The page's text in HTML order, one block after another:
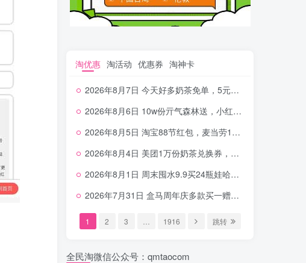
淘优惠 淘活动 优惠券 淘神卡
2026年8月7日 今天好多奶茶免单，5元农行省钱卡，京东抢0.01沪上，邮储5.88元等
2026年8月6日 10w份亓气森林送，小红书12元无门槛，中行电费30-10，0元柠檬水+0撸汉堡等
2026年8月5日 淘宝88节红包，麦当劳150万份柠檬水，三万份瑞幸免单，霸王9万份0.01券等
2026年8月4日 美团1万份奶茶兑换券，农行5E卡，中行支付超给利，美团领18个冰激凌，小米每天领2-6元等等
2026年8月1日 周末囤水9.9买24瓶娃哈哈，建行100元京东券，移动5元话费，麦当劳甜筒，交行立减金等
2026年7月31日 盒马周年庆多款买一赠一，饿了么拆红包，建行30立减金，农行领10元刷卡金等
1 2 3 1916 跳转
全民淘微信公众号：qmtaocom